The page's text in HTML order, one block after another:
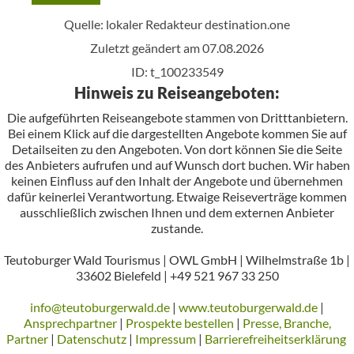
Quelle: lokaler Redakteurdestination.one
Zuletzt geändert am 07.08.2026
ID: t_100233549
Hinweis zu Reiseangeboten:
Die aufgeführten Reiseangebote stammen von Dritttanbietern.
Bei einem Klick auf die dargestellten Angebote kommen Sie auf
Detailseiten zu den Angeboten. Von dort können Sie die Seite
des Anbieters aufrufen und auf Wunsch dort buchen. Wir haben
keinen Einfluss auf den Inhalt der Angebote und übernehmen
dafür keinerlei Verantwortung. Etwaige Reiseverträge kommen
ausschließlich zwischen Ihnen und dem externen Anbieter
zustande.
Teutoburger Wald Tourismus | OWL GmbH | Wilhelmstraße 1b |
33602 Bielefeld | +49 521 967 33 250
info@teutoburgerwald.de | www.teutoburgerwald.de |
Ansprechpartner| Prospekte bestellen | Presse, Branche,
Partner| Datenschutz| Impressum| Barrierefreiheitserklärung